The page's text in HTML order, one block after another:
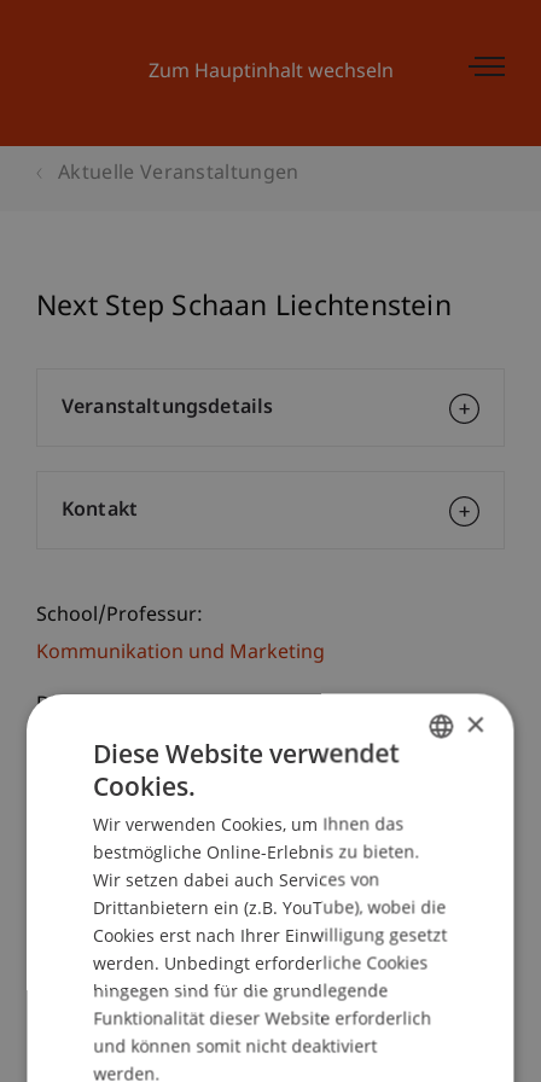
Zum Hauptinhalt wechseln
Aktuelle Veranstaltungen
Next Step Schaan Liechtenstein
School/Professur:
Kommunikation und Marketing
Die next-step Infotage finden auch in diesem Jahr
wie gewohnt statt. Am 25. und 26. September
können alle Interessierten, ob Schüler,
Maturanden, Eltern oder Lehrer, sich ein Bild von
den verschiedensten Bildungswegen machen und
wertvolle Informationen in den Gesprächen mit
Hochschulen und Unternehmen sammeln.
Wir von der Universität Liechtenstein sind auch
dabei!Im Gespräch mit uns kannst du dich über
unsere Bachelor-Programme in
Betriebswirtschaftslehre und Architektur
informieren.
Veranstaltungsdetails
Kontakt
×
Diese Website verwendet
Cookies.
Wir verwenden Cookies, um Ihnen das
bestmögliche Online-Erlebnis zu bieten.
Wir setzen dabei auch Services von
Drittanbietern ein (z.B. YouTube), wobei die
Cookies erst nach Ihrer Einwilligung gesetzt
werden. Unbedingt erforderliche Cookies
hingegen sind für die grundlegende
Funktionalität dieser Website erforderlich
und können somit nicht deaktiviert
werden.